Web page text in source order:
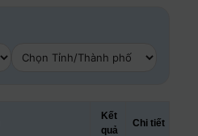
Kết
quả
Chi tiết